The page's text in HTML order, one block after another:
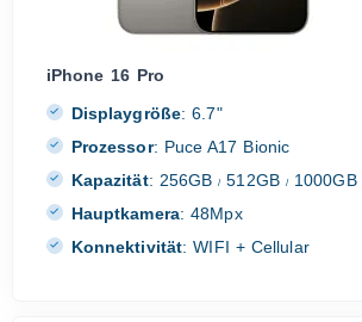
iPhone 16 Pro
Displaygröße: 6.7"
Prozessor: Puce A17 Bionic
Kapazität: 256GB/ 512GB /1000GB
Hauptkamera: 48Mpx
Konnektivität: WIFI + Cellular